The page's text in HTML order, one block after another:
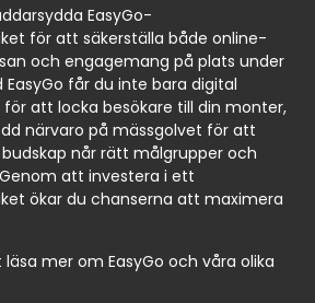
EasyGo-
för att säkerställa både online-
och engagemang på plats under
får du inte bara digital
att locka besökare till din monter,
närvaro på mässgolvet för att
når rätt målgrupper och
att investera i ett
ökar du chanserna att maximera
mer om EasyGo och våra olika